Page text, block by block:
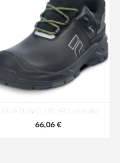
CERVA SIGN-D S7S HRO polobotka
66,06 €